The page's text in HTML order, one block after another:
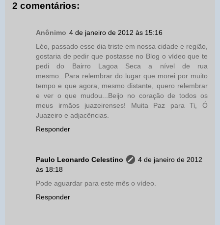
2 comentários:
Anônimo 4 de janeiro de 2012 às 15:16
Léo, passado esse dia triste em nossa cidade e região,
gostaria de pedir que postasse no Blog o vídeo que te
pedi do Bairro Lagoa Seca a nível de rua
mesmo...Para relembrar do lugar que morei por muito
tempo e que agora, mesmo distante, quero relembrar
e ver o que mudou...Beijo no coração de todos os
meus irmãos juazeirenses! Muita Paz para Ti, Ó
Juazeiro e adjacências.
Responder
Paulo Leonardo Celestino
4 de janeiro de 2012
às 18:18
Pode aguardar para este mês o vídeo.
Responder